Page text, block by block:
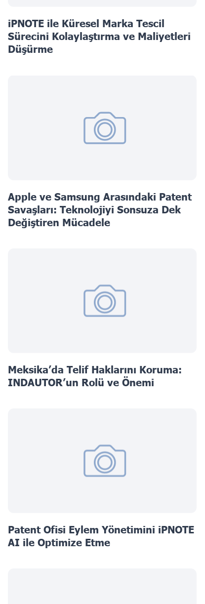
iPNOTE ile Küresel Marka Tescil
Sürecini Kolaylaştırma ve Maliyetleri
Düşürme
Apple ve Samsung Arasındaki Patent
Savaşları: Teknolojiyi Sonsuza Dek
Değiştiren Mücadele
Meksika’da Telif Haklarını Koruma:
INDAUTOR’un Rolü ve Önemi
Patent Ofisi Eylem Yönetimini iPNOTE
AI ile Optimize Etme